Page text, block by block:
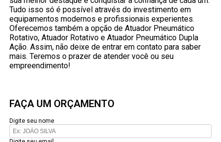
Tudo isso só é possível através do investimento em
equipamentos modernos e profissionais experientes.
Oferecemos também a opção de Atuador Pneumático
Rotativo, Atuador Rotativo e Atuador Pneumático Dupla
Ação. Assim, não deixe de entrar em contato para saber
mais. Teremos o prazer de atender você ou seu
empreendimento!
FAÇA UM ORÇAMENTO
Digite seu nome